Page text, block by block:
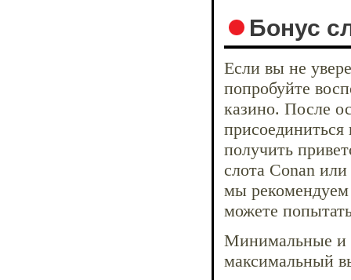
Бонус
Если вы не
попробуйте
казино. После
получить
слота Conan
мы
можете
Минимальные и
максимальный